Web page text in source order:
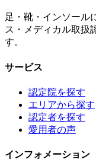
足・靴・インソール
ス・メディカル取扱
す。
サービス
認定院を探す
エリアから探す
認定者を探す
愛用者の声
インフォメーション